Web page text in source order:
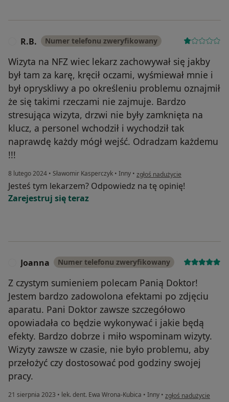
R.B. Numer telefonu zweryfikowany
Wizyta na NFZ wiec lekarz zachowywał się jakby
był tam za karę, kręcił oczami, wyśmiewał mnie i
był opryskliwy a po określeniu problemu oznajmił
że się takimi rzeczami nie zajmuje. Bardzo
stresująca wizyta, drzwi nie były zamknięta na
klucz, a personel wchodził i wychodził tak
naprawdę każdy mógł wejść. Odradzam każdemu
!!!
8 lutego 2024 • Sławomir Kasperczyk • Inny • w opinii użytkownika R.B.
zgłoś nadużycie
Jesteś tym lekarzem? Odpowiedz na tę opinię!
Zarejestruj się teraz
Joanna Numer telefonu zweryfikowany
Z czystym sumieniem polecam Panią Doktor!
Jestem bardzo zadowolona efektami po zdjęciu
aparatu. Pani Doktor zawsze szczegółowo
opowiadała co będzie wykonywać i jakie będą
efekty. Bardzo dobrze i miło wspominam wizyty.
Wizyty zawsze w czasie, nie było problemu, aby
przełożyć czy dostosować pod godziny swojej
pracy.
21 sierpnia 2023 • lek. dent. Ewa Wrona-Kubica • Inny • w opinii użytkownika
zgłoś nadużycie